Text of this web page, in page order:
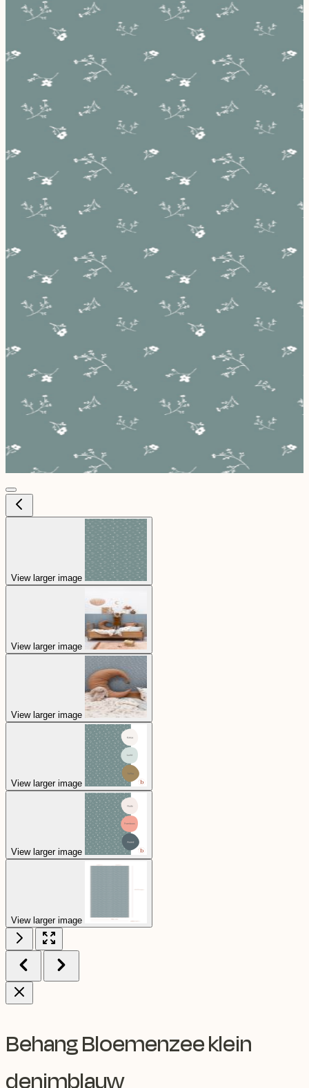
View larger image
View larger image
View larger image
View larger image
View larger image
View larger image
Behang Bloemenzee klein
denimblauw